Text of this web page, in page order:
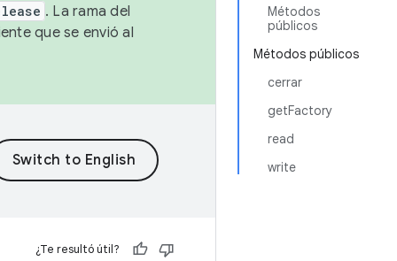
Métodos
públicos
Métodos públicos
cerrar
getFactory
read
write
. La rama del
que se envió al
¿Te resultó útil?